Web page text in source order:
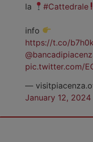
la
#Cattedrale
info
https://t.co/
pic.twitter.com/
—
January 12, 2024